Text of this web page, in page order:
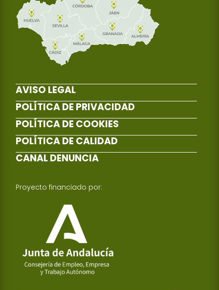
AVISO LEGAL
POLÍTICA DE PRIVACIDAD
POLÍTICA DE COOKIES
POLÍTICA DE CALIDAD
CANAL DENUNCIA
Proyecto financiado por: